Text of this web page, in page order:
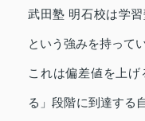
武田塾 明石校は学
という強みを持って
これは偏差値を上
る」段階に到達する